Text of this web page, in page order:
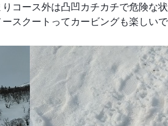
コース外は凸凹カチカチで危険な
スクートってカービングも楽しいで